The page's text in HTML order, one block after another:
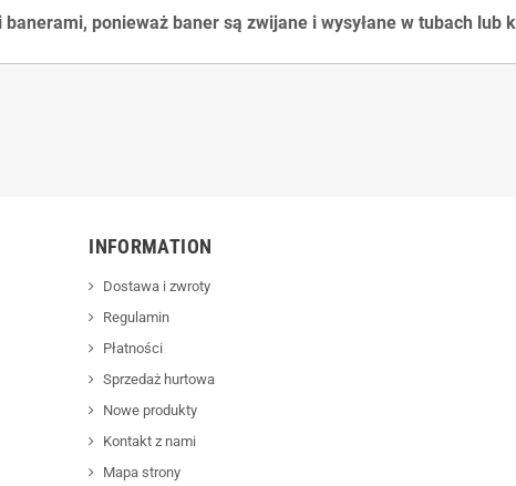
ponieważ baner są zwijane i wysyłane w tubach
INFORMATION
Dostawa i zwroty
Regulamin
Płatności
Sprzedaż hurtowa
Nowe produkty
Kontakt z nami
Mapa strony